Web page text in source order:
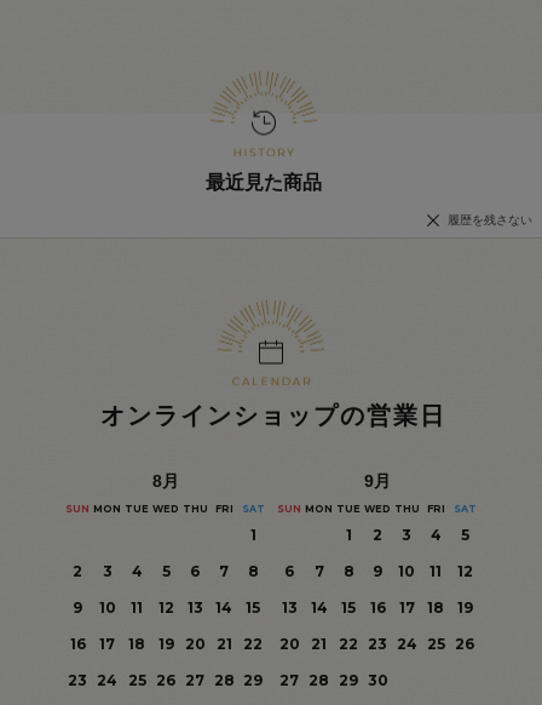
最近見た商品
履歴を残さない
オンラインショップの営業日
8月
SUN MON TUE WED THU FRI SAT
1
2
3 4 5 6 7
8
9
10 11 12 13 14
15
16
17 18 19 20 21
22
23
24 25 26 27 28 29
9月
SUN MON TUE WED THU FRI SAT
1 2 3 4
5
6
7 8 9 10 11
12
13
14 15 16 17 18
19
20
21 22 23 24 25
26
27 28 29 30